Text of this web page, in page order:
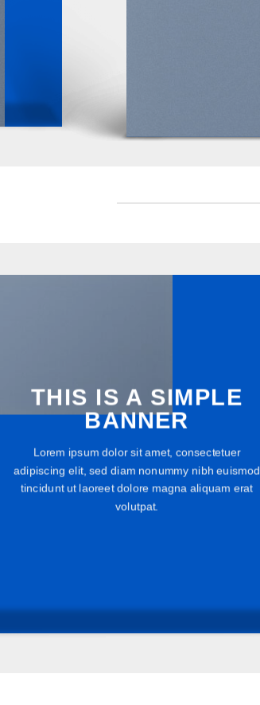
THIS IS A SIMPLE
BANNER
Lorem ipsum dolor sit amet, consectetuer
adipiscing elit, sed diam nonummy nibh euismod
tincidunt ut laoreet dolore magna aliquam erat
volutpat.